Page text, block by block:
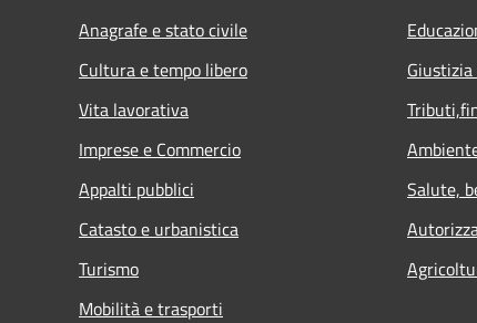
Anagrafe e stato civile
Cultura e tempo libero
Vita lavorativa
Imprese e Commercio
Appalti pubblici
Catasto e urbanistica
Turismo
Mobilità e trasporti
Salute,